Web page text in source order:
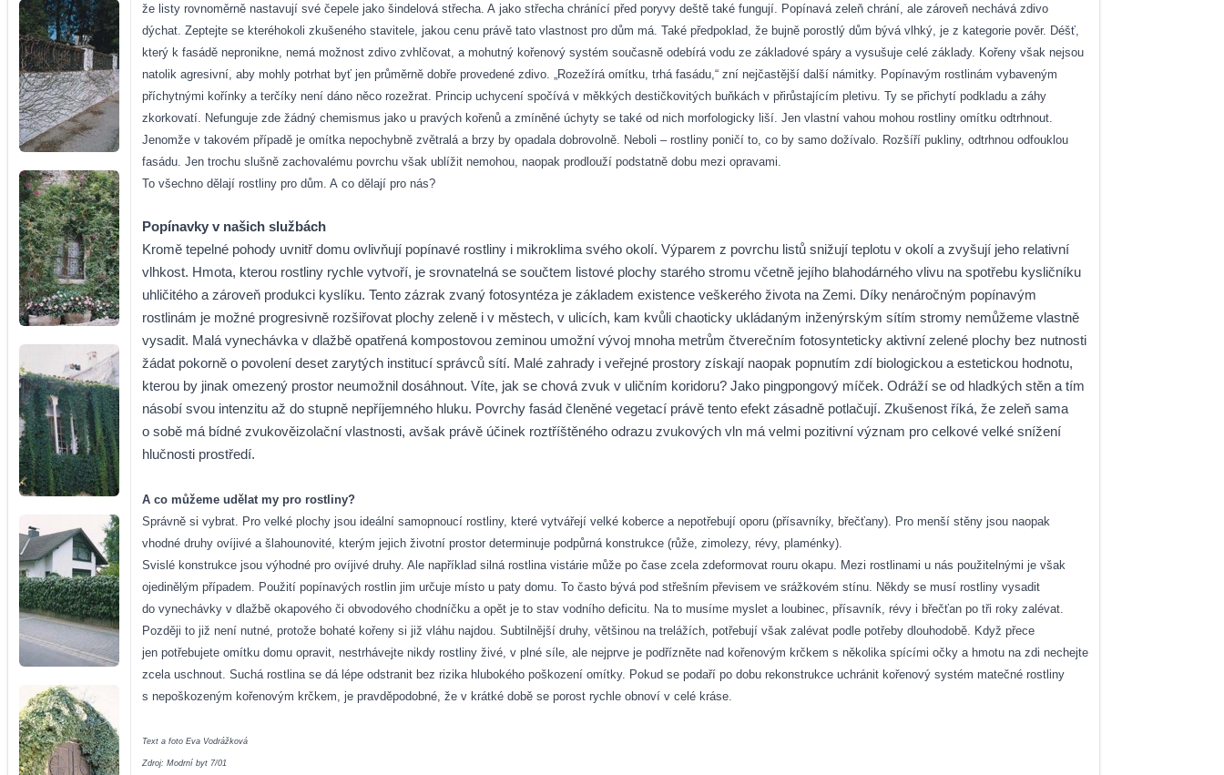
že listy rovnoměrně nastavují své čepele jako šindelová střecha. A jako střecha chránící před poryvy deště také fungují. Popínavá zeleň chrání, ale zároveň nechává zdivo
dýchat. Zeptejte se kteréhokoli zkušeného stavitele, jakou cenu právě tato vlastnost pro dům má. Také předpoklad, že bujně porostlý dům bývá vlhký, je z kategorie pověr. Déšť,
který k fasádě nepronikne, nemá možnost zdivo zvhlčovat, a mohutný kořenový systém současně odebírá vodu ze základové spáry a vysušuje celé základy. Kořeny však nejsou
natolik agresivní, aby mohly potrhat byť jen průměrně dobře provedené zdivo. „Rozežírá omítku, trhá fasádu,“ zní nejčastější další námitky. Popínavým rostlinám vybaveným
příchytnými kořínky a terčíky není dáno něco rozežrat. Princip uchycení spočívá v měkkých destičkovitých buňkách v přirůstajícím pletivu. Ty se přichytí podkladu a záhy
zkorkovatí. Nefunguje zde žádný chemismus jako u pravých kořenů a zmíněné úchyty se také od nich morfologicky liší. Jen vlastní vahou mohou rostliny omítku odtrhnout.
Jenomže v takovém případě je omítka nepochybně zvětralá a brzy by opadala dobrovolně. Neboli – rostliny poničí to, co by samo dožívalo. Rozšíří pukliny, odtrhnou odfouklou
fasádu. Jen trochu slušně zachovalému povrchu však ublížit nemohou, naopak prodlouží podstatně dobu mezi opravami.
To všechno dělají rostliny pro dům. A co dělají pro nás?
Popínavky v našich službách
Kromě tepelné pohody uvnitř domu ovlivňují popínavé rostliny i mikroklima svého okolí. Výparem z povrchu listů snižují teplotu v okolí a zvyšují jeho relativní
vlhkost. Hmota, kterou rostliny rychle vytvoří, je srovnatelná se součtem listové plochy starého stromu včetně jejího blahodárného vlivu na spotřebu kysličníku
uhličitého a zároveň produkci kyslíku. Tento zázrak zvaný fotosyntéza je základem existence veškerého života na Zemi. Díky nenáročným popínavým
rostlinám je možné progresivně rozšiřovat plochy zeleně i v městech, v ulicích, kam kvůli chaoticky ukládaným inženýrským sítím stromy nemůžeme vlastně
vysadit. Malá vynechávka v dlažbě opatřená kompostovou zeminou umožní vývoj mnoha metrům čtverečním fotosynteticky aktivní zelené plochy bez nutnosti
žádat pokorně o povolení deset zarytých institucí správců sítí. Malé zahrady i veřejné prostory získají naopak popnutím zdí biologickou a estetickou hodnotu,
kterou by jinak omezený prostor neumožnil dosáhnout. Víte, jak se chová zvuk v uličním koridoru? Jako pingpongový míček. Odráží se od hladkých stěn a tím
násobí svou intenzitu až do stupně nepříjemného hluku. Povrchy fasád členěné vegetací právě tento efekt zásadně potlačují. Zkušenost říká, že zeleň sama
o sobě má bídné zvukověizolační vlastnosti, avšak právě účinek roztříštěného odrazu zvukových vln má velmi pozitivní význam pro celkové velké snížení
hlučnosti prostředí.
A co můžeme udělat my pro rostliny?
Správně si vybrat. Pro velké plochy jsou ideální samopnoucí rostliny, které vytvářejí velké koberce a nepotřebují oporu (přísavníky, břečťany). Pro menší stěny jsou naopak
vhodné druhy ovíjivé a šlahounovité, kterým jejich životní prostor determinuje podpůrná konstrukce (růže, zimolezy, révy, plaménky).
Svislé konstrukce jsou výhodné pro ovíjivé druhy. Ale například silná rostlina vistárie může po čase zcela zdeformovat rouru okapu. Mezi rostlinami u nás použitelnými je však
ojedinělým případem. Použití popínavých rostlin jim určuje místo u paty domu. To často bývá pod střešním převisem ve srážkovém stínu. Někdy se musí rostliny vysadit
do vynechávky v dlažbě okapového či obvodového chodníčku a opět je to stav vodního deficitu. Na to musíme myslet a loubinec, přísavník, révy i břečťan po tři roky zalévat.
Později to již není nutné, protože bohaté kořeny si již vláhu najdou. Subtilnější druhy, většinou na trelážích, potřebují však zalévat podle potřeby dlouhodobě. Když přece
jen potřebujete omítku domu opravit, nestrhávejte nikdy rostliny živé, v plné síle, ale nejprve je podřízněte nad kořenovým krčkem s několika spícími očky a hmotu na zdi nechejte
zcela uschnout. Suchá rostlina se dá lépe odstranit bez rizika hlubokého poškození omítky. Pokud se podaří po dobu rekonstrukce uchránit kořenový systém matečné rostliny
s nepoškozeným kořenovým krčkem, je pravděpodobné, že v krátké době se porost rychle obnoví v celé kráse.
Text a foto Eva Vodrážková
Zdroj: Modrní byt 7/01